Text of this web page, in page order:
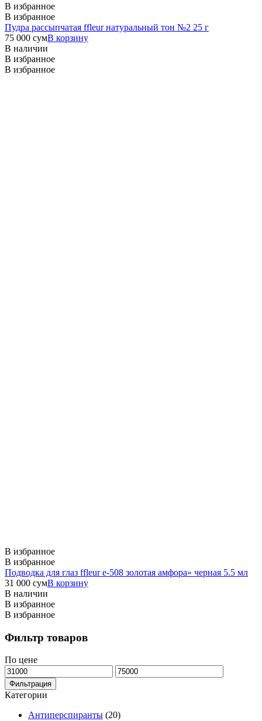
В избранное
В избранное
Пудра рассыпчатая ffleur натуральный тон №2 25 г
75 000 сумВ корзину
В наличии
В избранное
В избранное
В избранное
В избранное
Подводка для глаз ffleur e-508 золотая амфора» черная 5.5 мл
31 000 сумВ корзину
В наличии
В избранное
В избранное
Фильтр товаров
По цене
Минимальная
цена
Максимальная
цена
Фильтрация
Категории
Антиперспиранты (20)